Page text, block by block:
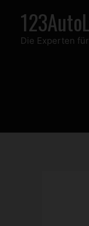
springenDie Experten